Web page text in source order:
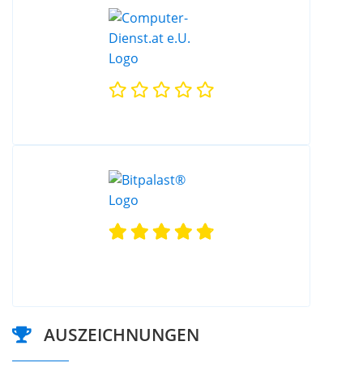
AUSZEICHNUNGEN